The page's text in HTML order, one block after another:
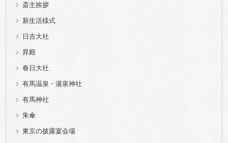
斎主挨拶
新生活様式
日吉大社
昇殿
春日大社
有馬温泉・湯泉神社
有馬神社
朱傘
東京の披露宴会場